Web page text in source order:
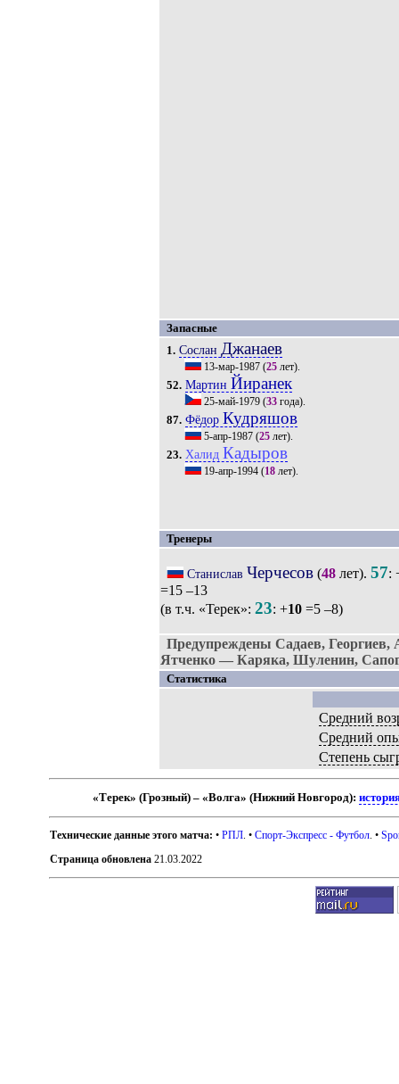
Запасные
1. Сослан Джанаев
13-мар-1987(25лет).
52. Мартин Йиранек
25-май-1979(33года).
87. Фёдор Кудряшов
5-апр-1987(25лет).
23. Халид Кадыров
19-апр-1994(18лет).
Тренеры
Станислав Черчесов(48лет). 57:
=15 –13
(в т.ч. «Терек»: 23: +10 =5 –8)
Предупреждены Садаев,
Ятченко — Каряка, Шуленин,
Статистика
Средний
Средний
Степень
«Терек» (Грозный) – «Волга» (Нижний Новгород):
Технические данные этого матча: •РПЛ . •Спорт-Экспресс - Футбол . •
Страница обновлена 21.03.2022